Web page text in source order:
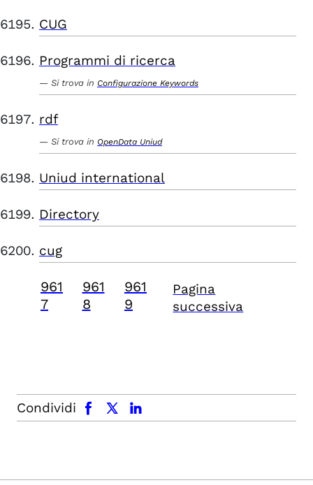
CUG
Programmi di ricerca
Si trova in Configurazione Keywords
rdf
Si trova in OpenData Uniud
Uniud international
Directory
cug
961
7
961
8
961
9
Pagina
successiva
Condividi
facebook x.com linkedin